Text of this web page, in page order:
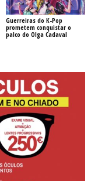
Guerreiras do K-Pop
prometem conquistar o
palco do Olga Cadaval